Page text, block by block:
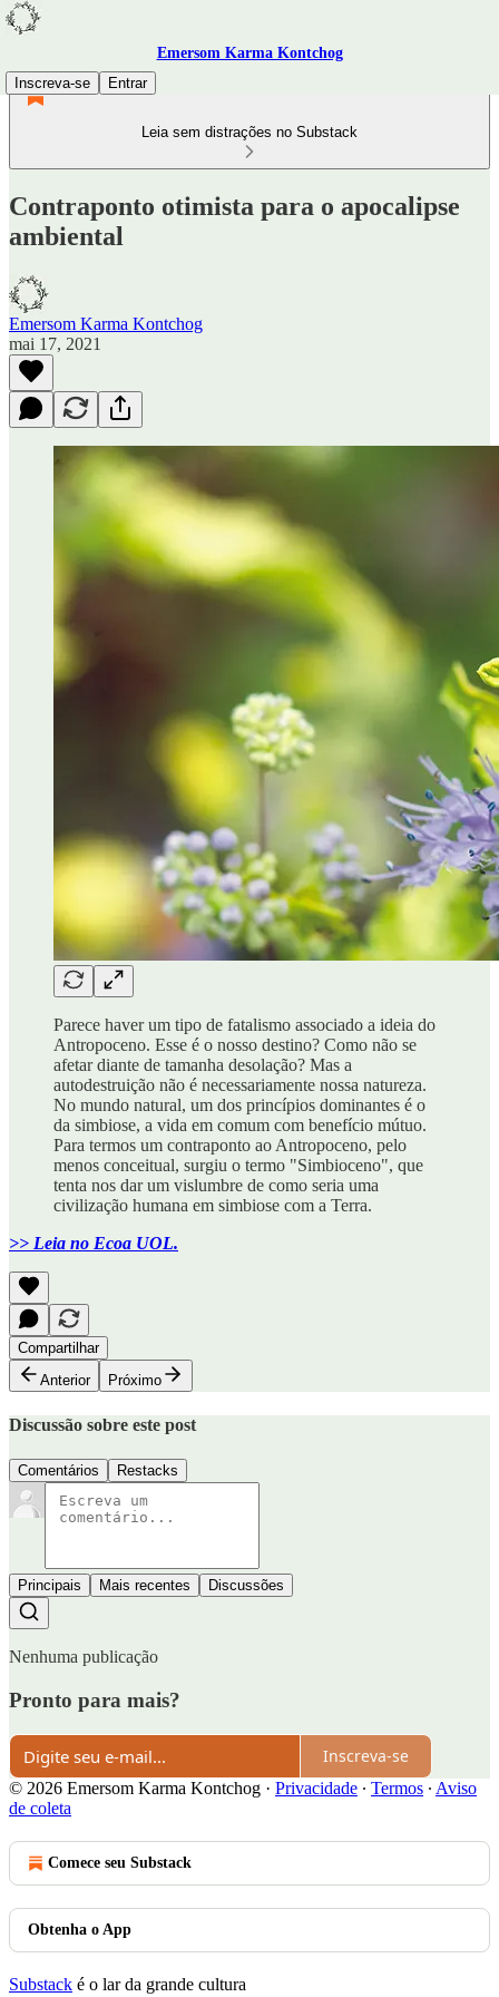
Emersom Karma Kontchog
Inscreva-se
Entrar
Leia sem distrações no Substack
Contraponto otimista para o apocalipse
ambiental
Emersom Karma Kontchog
mai 17, 2021
Parece haver um tipo de fatalismo associado a ideia do
Antropoceno. Esse é o nosso destino? Como não se
afetar diante de tamanha desolação? Mas a
autodestruição não é necessariamente nossa natureza.
No mundo natural, um dos princípios dominantes é o
da simbiose, a vida em comum com benefício mútuo.
Para termos um contraponto ao Antropoceno, pelo
menos conceitual, surgiu o termo "Simbioceno", que
tenta nos dar um vislumbre de como seria uma
civilização humana em simbiose com a Terra.
>> Leia no Ecoa UOL.
Compartilhar
Anterior
Próximo
Discussão sobre este post
Comentários Restacks
Principais Mais recentes Discussões
Nenhuma publicação
Pronto para mais?
Inscreva-se
© 2026 Emersom Karma Kontchog · Privacidade ∙ Termos ∙ Aviso
de coleta
Comece seu Substack
Obtenha o App
Substack é o lar da grande cultura